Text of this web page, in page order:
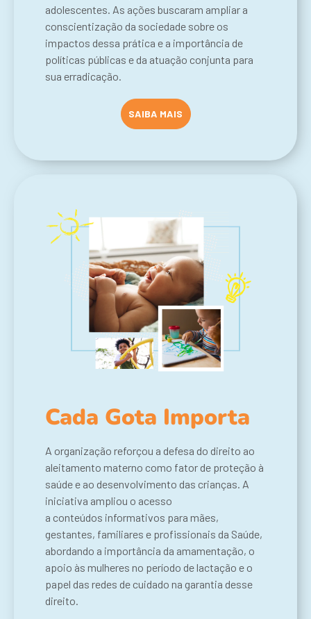
adolescentes. As ações buscaram ampliar a
conscientização da sociedade sobre os
impactos dessa prática e a importância de
políticas públicas e da atuação conjunta para
sua erradicação.
SAIBA MAIS
Cada Gota Importa
A organização reforçou a defesa do direito ao
aleitamento materno como fator de proteção à
saúde e ao desenvolvimento das crianças . A
iniciativa ampliou o acesso
a conteúdos informativos para mães,
gestantes, familiares e profissionais da Saúde,
abordando a importância da amamentação, o
apoio às mulheres no período de lactação e o
papel das redes de cuidado na garantia desse
direito